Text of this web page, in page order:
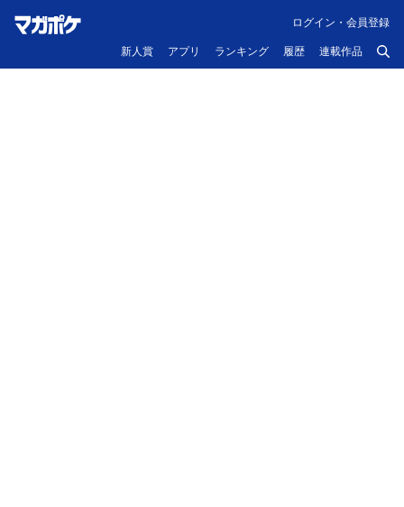
新人賞 アプリ ランキング 履歴 連載作品
ログイン・会員登録